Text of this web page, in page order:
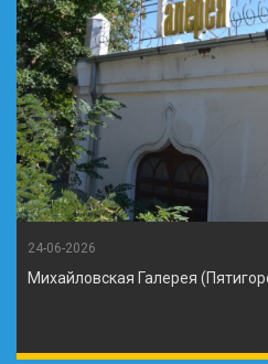
24-06-2026
Михайловская Галерея